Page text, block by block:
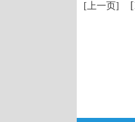
[上一页]